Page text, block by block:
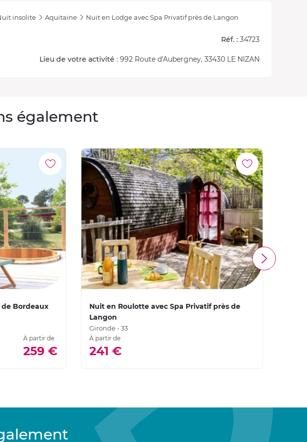
insolite Aquitaine Nuit en Lodge avec Spa Privatif près de Langon
Réf. : 34723
Lieu de votre activité : 992 Route d'Aubergney, 33430 LE NIZAN
également
Bordeaux
À partir de
259 €
Nuit en Roulotte avec Spa Privatif près de
Langon
Gironde - 33
À partir de
241 €